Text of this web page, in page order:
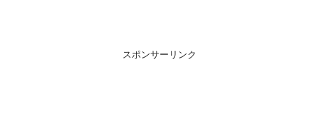
スポンサーリンク